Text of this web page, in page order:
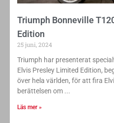
Triumph Bonneville
Edition
25 juni, 2024
Triumph har presenterat
Elvis Presley Limited Edition,
över hela världen, för att fira
berättelsen om
Läs mer »